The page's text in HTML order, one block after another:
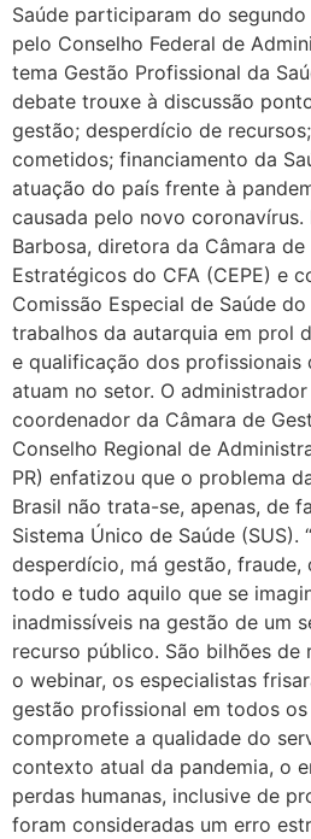
Saúde participaram do
pelo Conselho Federal de
tema Gestão Profissional da
debate trouxe à discussão
gestão; desperdício de
cometidos; financiamento da
atuação do país frente à
causada pelo novo
Barbosa, diretora da Câmara
Estratégicos do CFA (CEPE) e
Comissão Especial de Saúde
trabalhos da autarquia em prol
e qualificação dos profissionais
atuam no setor. O
coordenador da Câmara de
Conselho Regional de
PR) enfatizou que o problema
Brasil não trata-se, apenas, de
Sistema Único de Saúde (SUS).
desperdício, má gestão,
todo e tudo aquilo que se
inadmissíveis na gestão de um
recurso público. São bilhões de
o webinar, os especialistas
gestão profissional em todos
compromete a qualidade do
contexto atual da pandemia, o
perdas humanas, inclusive de
foram consideradas um erro